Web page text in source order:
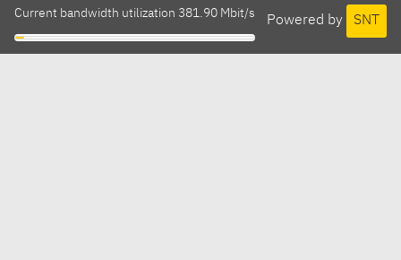
Powered by SNT
Current bandwidth utilization 381.90 Mbit/s